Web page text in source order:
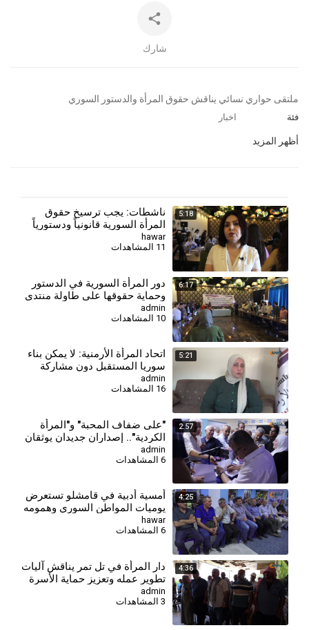
شارك
⁣ملتقى حواري نسائي يناقش حقوق المرأة والدستور السوري
فئة اخبار
أظهر المزيد
5:18
ناشطات: يجب ترسيخ حقوق
المرأة السورية قانونياً ودستورياً
hawar
11 المشاهدات
6:17
دور المرأة السورية في الدستور
وحماية حقوقها على طاولة منتدى
مجلس المرأة
admin
10 المشاهدات
5:21
⁣اتحاد المرأة الأرمنية: لا يمكن بناء
سوريا المستقبل دون مشاركة
جميع النساء
admin
16 المشاهدات
2:57
⁣"على ضفاف المحبة" و"المرأة
الكردية".. إصداران جديدان يوثقان
الهوية والذاكرة
admin
6 المشاهدات
4:25
أمسية أدبية في قامشلو تستعرض
يوميات المواطن السوري وهمومه
المعيشية
hawar
6 المشاهدات
4:36
دار المرأة في تل تمر يناقش آليات
تطوير عمله وتعزيز حماية الأسرة
والمجتمع
admin
3 المشاهدات